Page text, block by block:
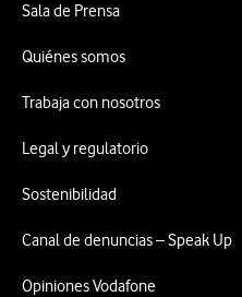
Sala de Prensa
Quiénes somos
Trabaja con nosotros
Legal y regulatorio
Sostenibilidad
Canal de denuncias – Speak Up
Opiniones Vodafone